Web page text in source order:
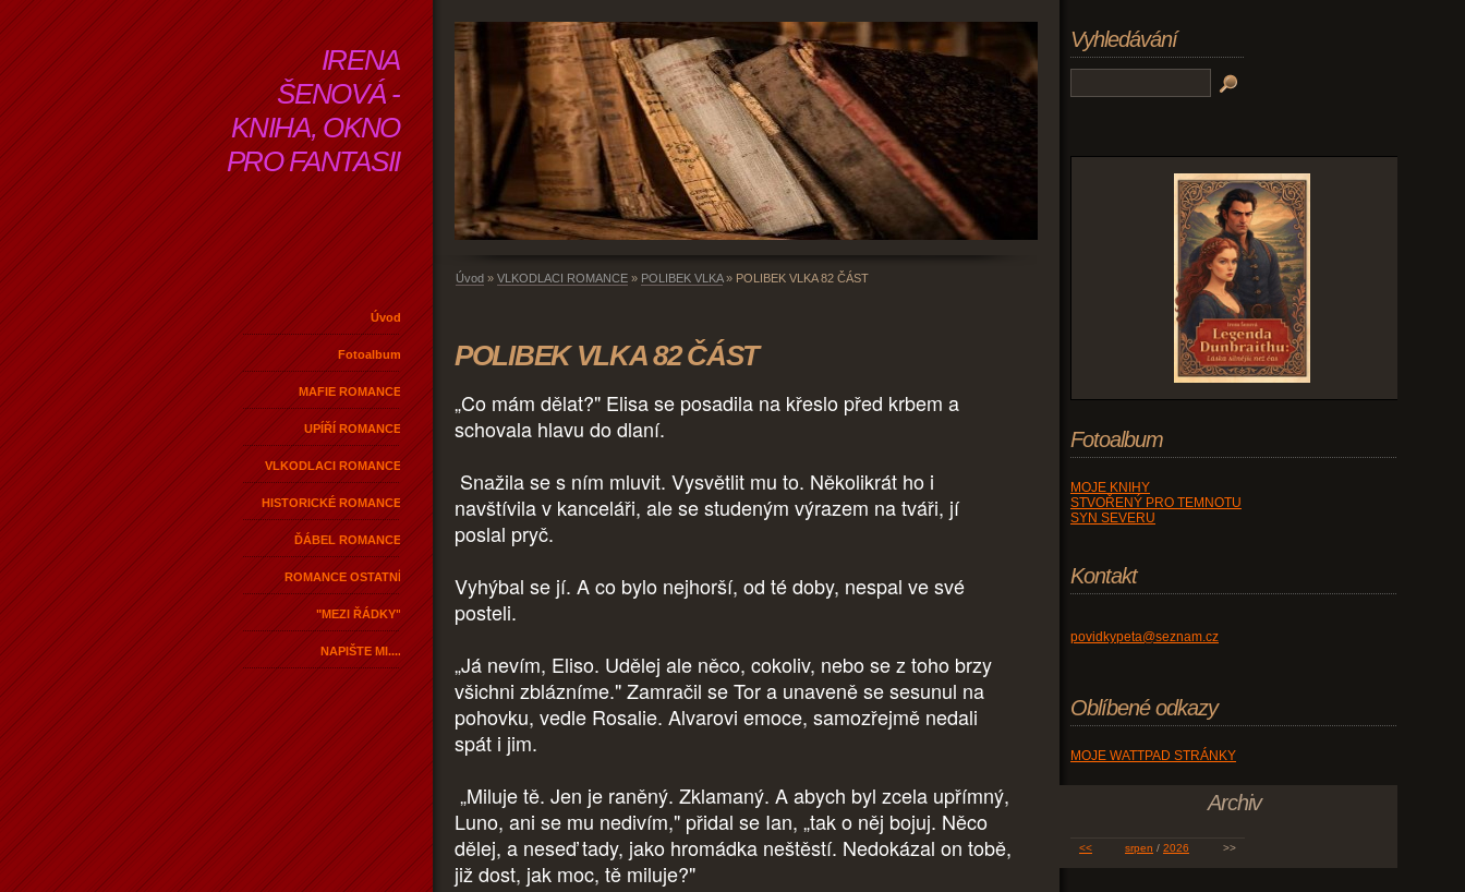
IRENA
ŠENOVÁ -
KNIHA, OKNO
PRO FANTASII
Úvod
Fotoalbum
MAFIE ROMANCE
UPÍŘÍ ROMANCE
VLKODLACI ROMANCE
HISTORICKÉ ROMANCE
ĎÁBEL ROMANCE
ROMANCE OSTATNÍ
"MEZI ŘÁDKY"
NAPIŠTE MI....
Úvod » VLKODLACI ROMANCE » POLIBEK VLKA» POLIBEK VLKA 82 ČÁST
POLIBEK VLKA 82 ČÁST
„Co mám dělat?" Elisa se posadila na křeslo před krbem a
schovala hlavu do dlaní.
Snažila se s ním mluvit. Vysvětlit mu to. Několikrát ho i
navštívila v kanceláři, ale se studeným výrazem na tváři, jí
poslal pryč.
Vyhýbal se jí. A co bylo nejhorší, od té doby, nespal ve své
posteli.
„Já nevím, Eliso. Udělej ale něco, cokoliv, nebo se z toho brzy
všichni zblázníme." Zamračil se Tor a unaveně se sesunul na
pohovku, vedle Rosalie. Alvarovi emoce, samozřejmě nedali
spát i jim.
„Miluje tě. Jen je raněný. Zklamaný. A abych byl zcela upřímný,
Luno, ani se mu nedivím," přidal se Ian, „tak o něj bojuj. Něco
dělej, a neseď tady, jako hromádka neštěstí. Nedokázal on tobě,
již dost, jak moc, tě miluje?"
Vyhledávání
Fotoalbum
MOJE KNIHY
STVOŘENÝ PRO TEMNOTU
SYN SEVERU
Kontakt
povidkypeta@seznam.cz
Oblíbené odkazy
MOJE WATTPAD STRÁNKY
Archiv
<< srpen / 2026 >>